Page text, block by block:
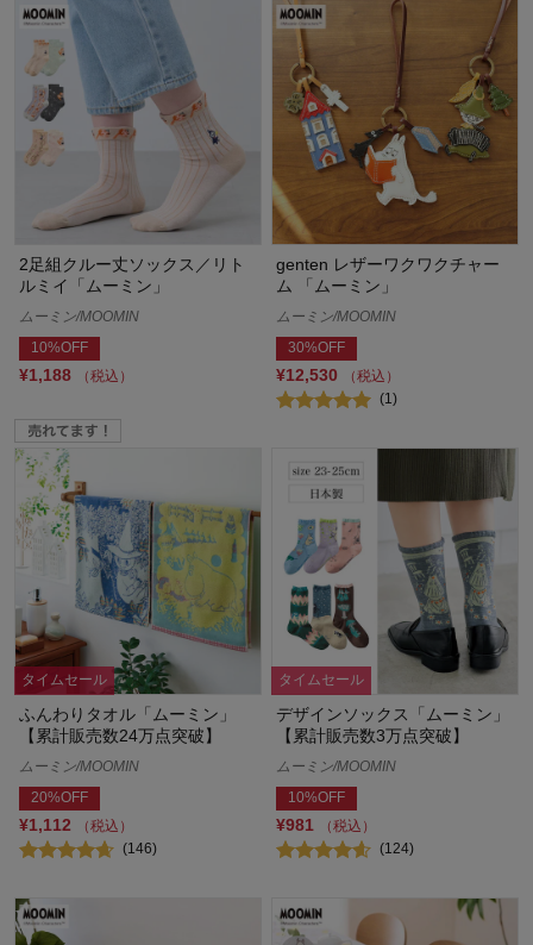
2足組クルー丈ソックス／リト
ルミイ「ムーミン」
ムーミン/MOOMIN
10%OFF
¥1,188 （税込）
genten レザーワクワクチャー
ム 「ムーミン」
ムーミン/MOOMIN
30%OFF
¥12,530
（税込）
(1)
タイムセール
ふんわりタオル「ムーミン」
【累計販売数24万点突破】
ムーミン/MOOMIN
20%OFF
¥1,112
（税込）
(146)
タイムセール
デザインソックス「ムーミン」
【累計販売数3万点突破】
ムーミン/MOOMIN
10%OFF
¥981
（税込）
(124)